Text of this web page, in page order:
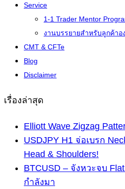
Service
1-1 Trader Mentor
งานบรรยายสำหรับลูกค้าอ
CMT & CFTe
Blog
Disclaimer
เรื่องล่าสุด
Elliott Wave Zigzag
USDJPY H1 จ่อเบรก
Head & Shoulders!
BTCUSD – จังหวะจบ
กำลังมา